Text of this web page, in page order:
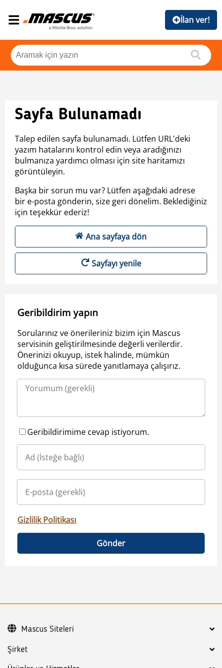
İlan ver!
Sayfa Bulunamadı
Talep edilen sayfa bulunamadı. Lütfen URL'deki
yazım hatalarını kontrol edin veya aradığınızı
bulmanıza yardımcı olması için site haritamızı
görüntüleyin.
Başka bir sorun mu var? Lütfen aşağıdaki adrese
bir e-posta gönderin, size geri dönelim. Beklediğiniz
için teşekkür ederiz!
Ana sayfaya dön
Sayfayı yenile
Geribildirim yapın
Sorularınız ve önerileriniz bizim için Mascus
servisinin geliştirilmesinde değerli verilerdir.
Önerinizi okuyup, istek halinde, mümkün
olduğunca kısa sürede yanıtlamaya çalışırız.
Geribildirimime cevap istiyorum.
Gizlilik Politikası
Gönder
Şirket
Mascus Siteleri